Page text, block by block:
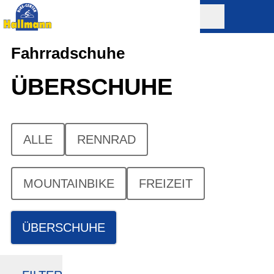
Fahrradschuhe
ÜBERSCHUHE
ALLE RENNRAD
MOUNTAINBIKE FREIZEIT
ÜBERSCHUHE